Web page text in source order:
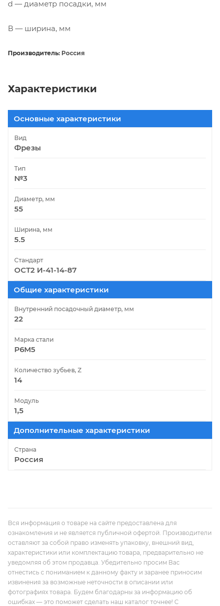
d — диаметр посадки, мм
В — ширина, мм
Производитель: Россия
Характеристики
Основные характеристики
Вид
Фрезы
Тип
№3
Диаметр, мм
55
Ширина, мм
5.5
Стандарт
ОСТ2 И-41-14-87
Общие характеристики
Внутренний посадочный диаметр, мм
22
Марка стали
Р6М5
Количество зубьев, Z
14
Модуль
1,5
Дополнительные характеристики
Страна
Россия
Вся информация о товаре на сайте предоставлена для
ознакомления и не является публичной офертой. Производители
оставляют за собой право изменять упаковку, внешний вид,
характеристики или комплектацию товара, предварительно не
уведомляя об этом продавца. Убедительно просим Вас
отнестись с пониманием к данному факту и заранее приносим
извинения за возможные неточности в описании или
фотографиях товара. Будем благодарны за информацию об
ошибках — это поможет сделать наш каталог точнее! С